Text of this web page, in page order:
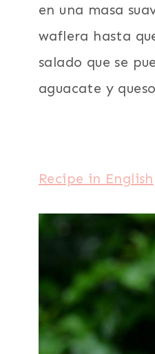
en una masa
waflera hasta
salado que se
aguacate y
Recipe in English